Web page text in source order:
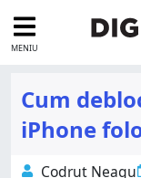
MENIU
Cum
iPhone
Codrut Neagu